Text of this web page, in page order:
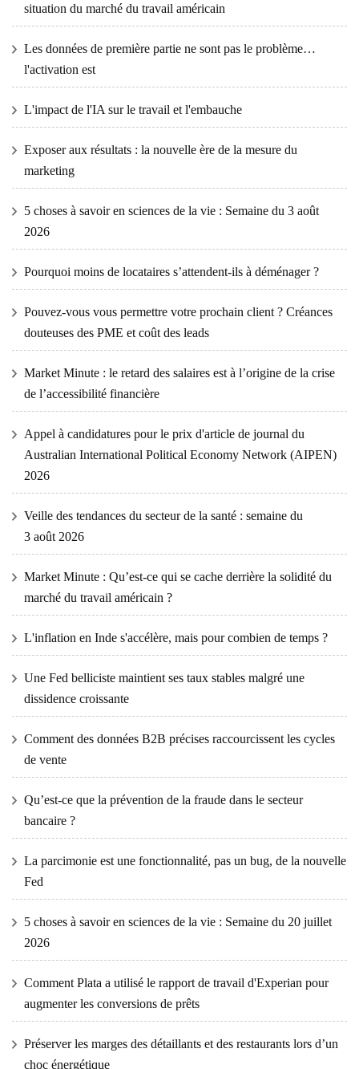
situation du marché du travail américain
Les données de première partie ne sont pas le problème…
l'activation est
L'impact de l'IA sur le travail et l'embauche
Exposer aux résultats : la nouvelle ère de la mesure du
marketing
5 choses à savoir en sciences de la vie : Semaine du 3 août
2026
Pourquoi moins de locataires s’attendent-ils à déménager ?
Pouvez-vous vous permettre votre prochain client ? Créances
douteuses des PME et coût des leads
Market Minute : le retard des salaires est à l’origine de la crise
de l’accessibilité financière
Appel à candidatures pour le prix d'article de journal du
Australian International Political Economy Network (AIPEN)
2026
Veille des tendances du secteur de la santé : semaine du
3 août 2026
Market Minute : Qu’est-ce qui se cache derrière la solidité du
marché du travail américain ?
L'inflation en Inde s'accélère, mais pour combien de temps ?
Une Fed belliciste maintient ses taux stables malgré une
dissidence croissante
Comment des données B2B précises raccourcissent les cycles
de vente
Qu’est-ce que la prévention de la fraude dans le secteur
bancaire ?
La parcimonie est une fonctionnalité, pas un bug, de la nouvelle
Fed
5 choses à savoir en sciences de la vie : Semaine du 20 juillet
2026
Comment Plata a utilisé le rapport de travail d'Experian pour
augmenter les conversions de prêts
Préserver les marges des détaillants et des restaurants lors d’un
choc énergétique